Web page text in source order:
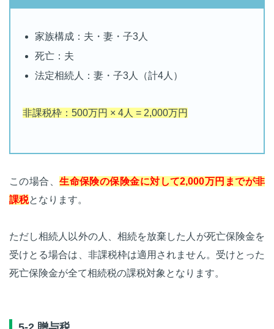
家族構成：夫・妻・子3人
死亡：夫
法定相続人：妻・子3人（計4人）
非課税枠：500万円 × 4人 = 2,000万円
この場合、生命保険の保険金に対して2,000万円までが非
課税となります。
ただし相続人以外の人、相続を放棄した人が死亡保険金を
受けとる場合は、非課税枠は適用されません。受けとった
死亡保険金が全て相続税の課税対象となります。